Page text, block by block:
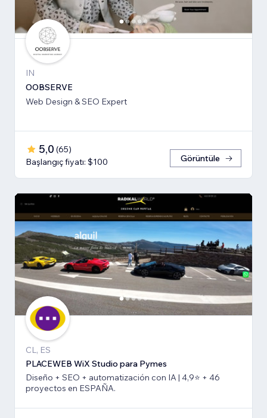
IN
OOBSERVE
Web Design & SEO Expert
5,0 (65)
Başlangıç fiyatı: $100
Görüntüle
CL, ES
PLACEWEB WiX Studio para Pymes
Diseño + SEO + automatización con IA | 4,9⭐️ + 46
proyectos en ESPAÑA.